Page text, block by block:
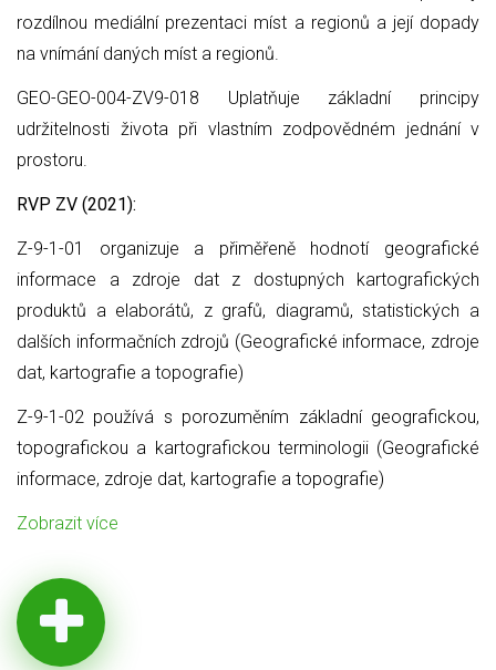
rozdílnou mediální prezentaci míst a regionů a její dopady
na vnímání daných míst a regionů.
GEO-GEO-004-ZV9-018 Uplatňuje základní principy
udržitelnosti života při vlastním zodpovědném jednání v
prostoru.
RVP ZV (2021):
Z-9-1-01 organizuje a přiměřeně hodnotí geografické
informace a zdroje dat z dostupných kartografických
produktů a elaborátů, z grafů, diagramů, statistických a
dalších informačních zdrojů (Geografické informace, zdroje
dat, kartografie a topografie)
Z-9-1-02 používá s porozuměním základní geografickou,
topografickou a kartografickou terminologii (Geografické
informace, zdroje dat, kartografie a topografie)
Zobrazit více